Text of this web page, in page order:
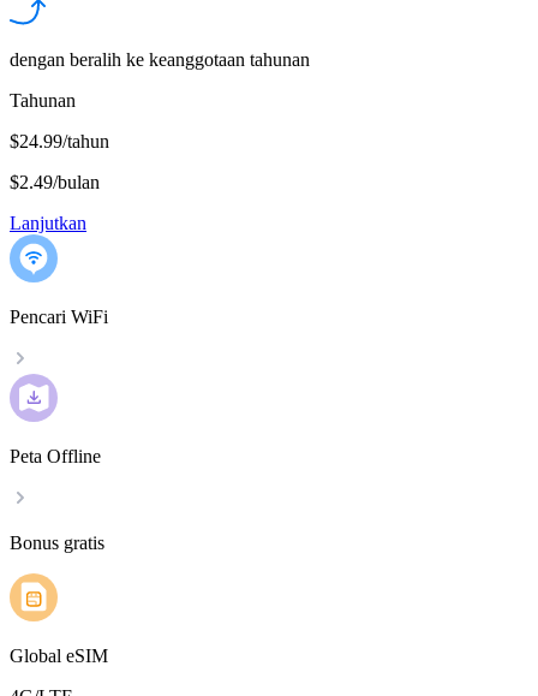
dengan beralih ke keanggotaan tahunan
Tahunan
$24.99/tahun
$2.49/bulan
Lanjutkan
Pencari WiFi
Peta Offline
Bonus gratis
Global eSIM